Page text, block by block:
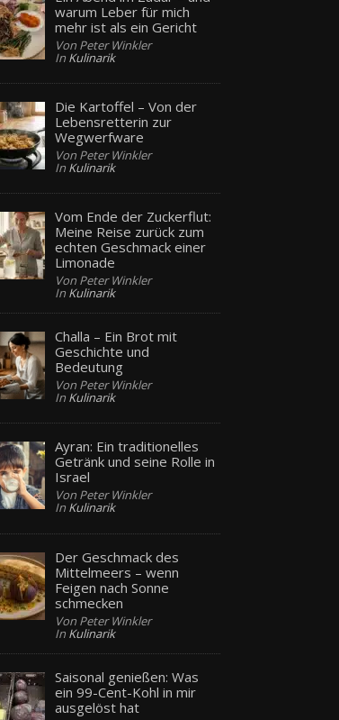
warum Leber für mich
mehr ist als ein Gericht
Von Peter Winkler
In Kulinarik
Die Kartoffel – Von der
Lebensretterin zur
Wegwerfware
Von Peter Winkler
In Kulinarik
Vom Ende der Zuckerflut:
Meine Reise zurück zum
echten Geschmack einer
Limonade
Von Peter Winkler
In Kulinarik
Challa – Ein Brot mit
Geschichte und
Bedeutung
Von Peter Winkler
In Kulinarik
Ayran: Ein traditionelles
Getränk und seine Rolle in
Israel
Von Peter Winkler
In Kulinarik
Der Geschmack des
Mittelmeers – wenn
Feigen nach Sonne
schmecken
Von Peter Winkler
In Kulinarik
Saisonal genießen: Was
ein 99-Cent-Kohl in mir
ausgelöst hat